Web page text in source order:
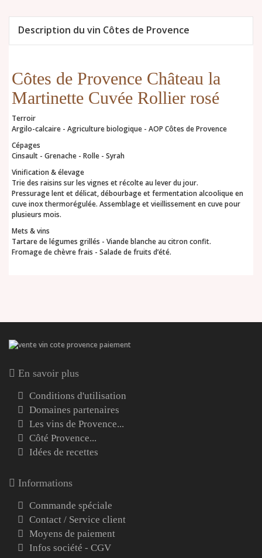
Description du vin Côtes de Provence
Côtes de Provence Château la
Martinette Cuvée Rollier rosé
Terroir
Argilo-calcaire - Agriculture biologique - AOP Côtes de Provence
Cépages
Cinsault - Grenache - Rolle - Syrah
Vinification & élevage
Trie des raisins sur les vignes et récolte au lever du jour.
Pressurage lent et délicat, débourbage et fermentation alcoolique en
cuve inox thermorégulée. Assemblage et vieillissement en cuve pour
plusieurs mois.
Mets & vins
Tartare de légumes grillés - Viande blanche au citron confit.
Fromage de chèvre frais - Salade de fruits d’été.
En savoir plus
Conditions d'utilisation
Domaines partenaires
Les vins de Provence...
Côté Provence...
Idées de recettes
Informations
Commande spéciale
Contact / Service client
Moyens de paiement
Infos société - CGV